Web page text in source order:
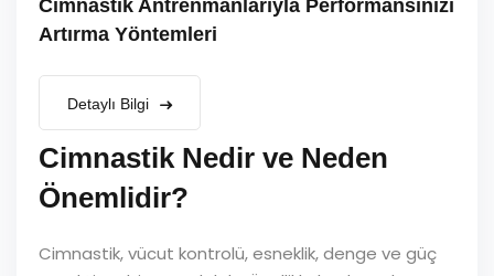
Cimnastik Antrenmanlarıyla Performansınızı
Artırma Yöntemleri
Detaylı Bilgi
Cimnastik Nedir ve Neden
Önemlidir?
Cimnastik, vücut kontrolü, esneklik, denge ve güç